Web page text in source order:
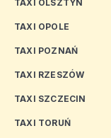
TAXI OLSZTYN
TAXI OPOLE
TAXI POZNAŃ
TAXI RZESZÓW
TAXI SZCZECIN
TAXI TORUŃ